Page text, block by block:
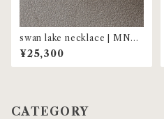
swan lake necklace | MNL-
79
¥25,300
CATEGORY